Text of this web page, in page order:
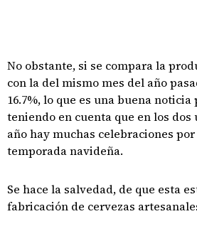
No obstante, si se compara la
con la del mismo mes del año
16.7%, lo que es una buena
teniendo en cuenta que en los
año hay muchas celebraciones
temporada navideña.
Se hace la salvedad, de que esta
fabricación de cervezas